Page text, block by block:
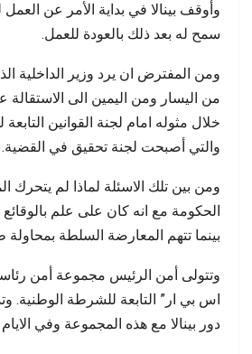
سمح له بعد ذلك بالعودة للعمل.
ومن المفترض ان يرد وزير الداخلية
من اليسار ومن اليمين الى
خلال مثوله امام لجنة القوانين
والتي أصبحت لجنة تحقيق في القضية.
ومن بين تلك الاسئلة لماذا لم يتحرك
الحكومة مع انه كان على علم بالوقائع
بينما تتهم المعارضة السلطة
وتتولى أمن الرئيس مجموعة أمن
اس بي ار” التابعة للشرطة الوطنية.
دور بينالا مع هذه المجموعة وفي الايام